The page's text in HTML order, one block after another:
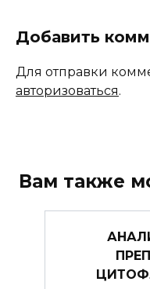
Добавить
Для отправки
авторизоваться.
Вам также